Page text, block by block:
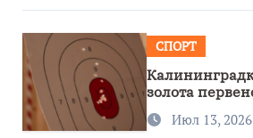
СПОРТ
золота
метанию ножа
Июл 13, 2026